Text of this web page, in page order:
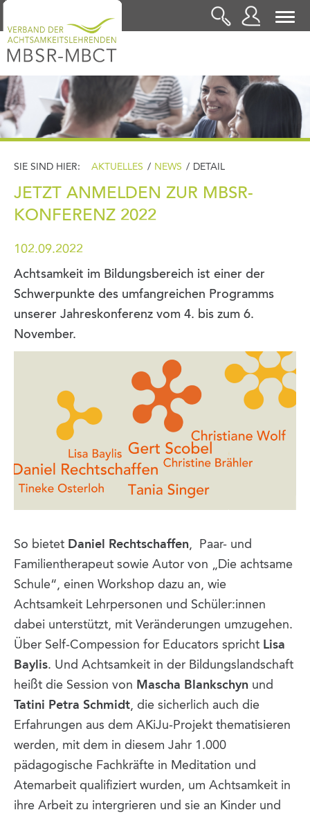
LOGIN
SIE SIND HIER: AKTUELLES / NEWS / DETAIL
JETZT ANMELDEN ZUR MBSR-
KONFERENZ 2022
102.09.2022
Achtsamkeit im Bildungsbereich ist einer der
Schwerpunkte des umfangreichen Programms
unserer Jahreskonferenz vom 4. bis zum 6.
November.
So bietet Daniel Rechtschaffen, Paar- und
Familientherapeut sowie Autor von „Die achtsame
Schule“, einen Workshop dazu an, wie
Achtsamkeit Lehrpersonen und Schüler:innen
dabei unterstützt, mit Veränderungen umzugehen.
Über Self-Compession for Educators spricht Lisa
Baylis. Und Achtsamkeit in der Bildungslandschaft
heißt die Session von Mascha Blankschyn und
Tatini Petra Schmidt, die sicherlich auch die
Erfahrungen aus dem AKiJu-Projekt thematisieren
werden, mit dem in diesem Jahr 1.000
pädagogische Fachkräfte in Meditation und
Atemarbeit qualifiziert wurden, um Achtsamkeit in
ihre Arbeit zu intergrieren und sie an Kinder und